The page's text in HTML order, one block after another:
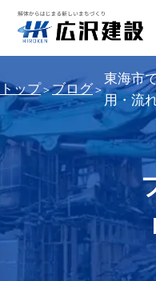
トップ＞ブログ＞
東海市
用・流